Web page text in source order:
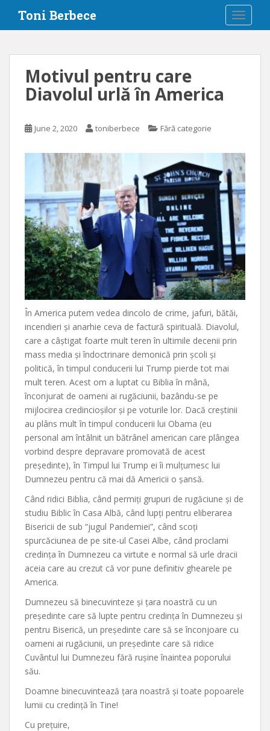
i
Toni Berbece
Motivul pentru care
Diavolul urlă în America
June 2, 2020 toniberbece Fără categorie
În America putem vedea dincolo de crime, jafuri, bătăi,
incendieri și anarhie ceva de factură spirituală. Diavolul,
care a câștigat foarte mult teren în ultimile decenii prin
mass media și îndoctrinare demonică prin școli și
politică, în timpul conducerii lui Trump pierde tot mai
mult teren. Acest om a luptat cu Biblia în mână,
înconjurat de oameni ai rugăciunii, bazându-se pe
mijlocirea credincioșilor și pe voturile lor. Dacă creștinii
au plâns mult în timpul conducerii lui Obama (eu
personal am întâlnit un bătrânel american care plângea
vorbind despre depravare promovată de acest
președinte), în Timpul lui Trump ei îi mulțumesc lui
Dumnezeu pentru că mai dă Americii o șansă.
Când ridici Biblia, când permiți grupuri de rugăciune și de
studiu Biblic în Casa Albă, când lupți pentru eliberarea
Bisericii de sub “jugul Pandemiei”, când scoți
spurcăciunea de pe site-ul Casei Albe, când proclami
credința în Dumnezeu ca virtute e normal să urle dracii
aceia care au crezut că vor pune definitiv ghearele pe
America.
Dumnezeu să binecuvinteze și țara noastră cu un
președinte care să lupte pentru credința în Dumnezeu și
pentru Biserică, un președinte care să se înconjoare cu
oameni ai rugăciunii, un președinte care să ridice
Cuvântul lui Dumnezeu fără rușine înaintea poporului
său.
Doamne binecuvintează țara noastră și toate popoarele
lumii cu credință în Tine!
Cu prețuire,